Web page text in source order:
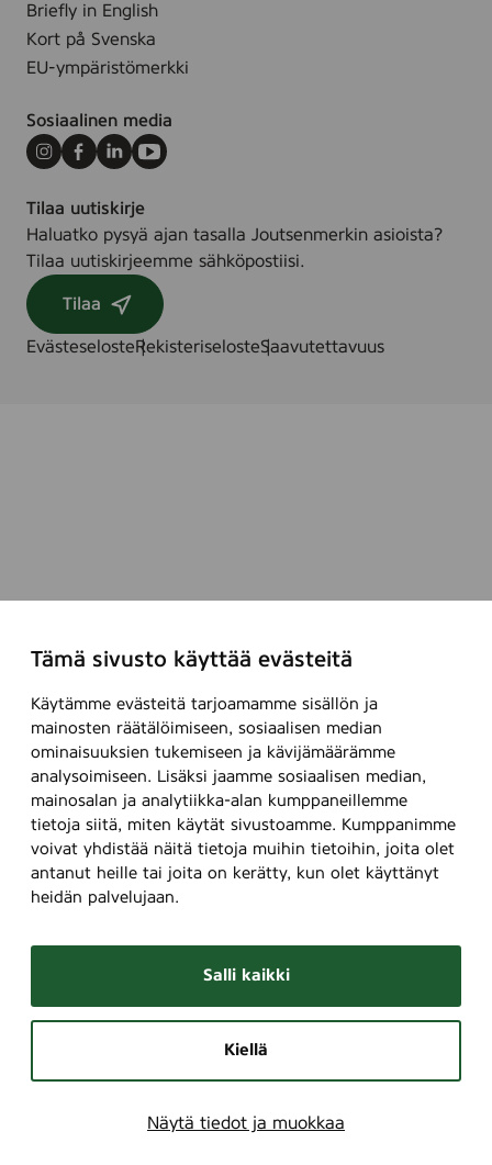
Tämä sivusto käyttää evästeitä
Käytämme evästeitä tarjoamamme sisällön ja
mainosten räätälöimiseen, sosiaalisen median
ominaisuuksien tukemiseen ja kävijämäärämme
analysoimiseen. Lisäksi jaamme sosiaalisen median,
mainosalan ja analytiikka-alan kumppaneillemme
tietoja siitä, miten käytät sivustoamme. Kumppanimme
voivat yhdistää näitä tietoja muihin tietoihin, joita olet
antanut heille tai joita on kerätty, kun olet käyttänyt
heidän palvelujaan.
Salli kaikki
Kiellä
Näytä tiedot ja muokkaa
Briefly in English
Kort på Svenska
EU-ympäristömerkki
Sosiaalinen media
Instagram
Facebook
LinkedInYoutube
Tilaa uutiskirje
Haluatko pysyä ajan tasalla Joutsenmerkin asioista?
Tilaa uutiskirjeemme sähköpostiisi.
Tilaa
EvästeselosteRekisteriselosteSaavutettavuus